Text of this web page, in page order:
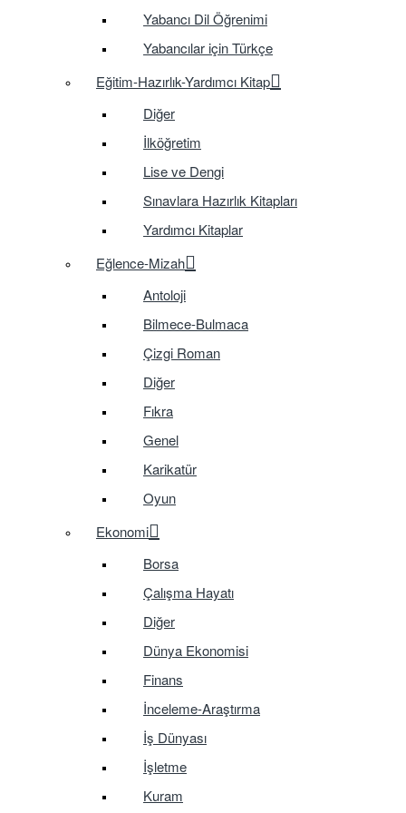
Yabancı Dil Öğrenimi
Yabancılar için Türkçe
Eğitim-Hazırlık-Yardımcı Kitap
Diğer
İlköğretim
Lise ve Dengi
Sınavlara Hazırlık Kitapları
Yardımcı Kitaplar
Eğlence-Mizah
Antoloji
Bilmece-Bulmaca
Çizgi Roman
Diğer
Fıkra
Genel
Karikatür
Oyun
Ekonomi
Borsa
Çalışma Hayatı
Diğer
Dünya Ekonomisi
Finans
İnceleme-Araştırma
İş Dünyası
İşletme
Kuram